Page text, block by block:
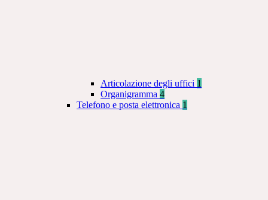
Articolazione degli uffici 1
Organigramma 4
Telefono e posta elettronica 1